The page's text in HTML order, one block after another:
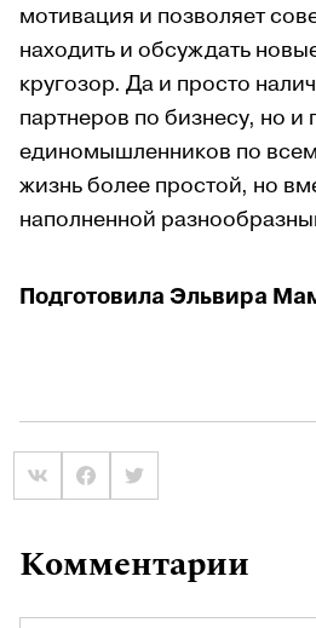
мотивация и позволяет
находить и обсуждать
кругозор. Да и просто
партнеров по бизнесу, но и
единомышленников по
жизнь более простой, но
наполненной
Подготовила Эльвира
Комментарии